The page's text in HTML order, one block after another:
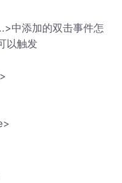
中添加的双击事件怎
以触发